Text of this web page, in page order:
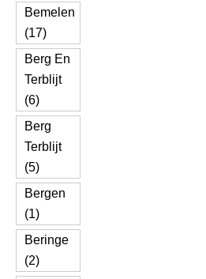
Bemelen
(17)
Berg En
Terblijt
(6)
Berg
Terblijt
(5)
Bergen
(1)
Beringe
(2)